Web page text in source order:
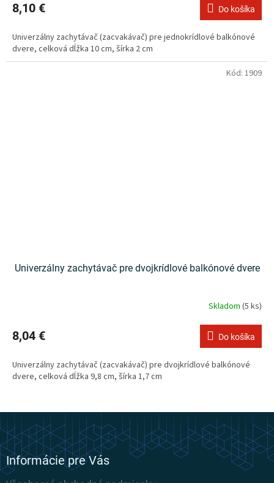
8,10 € Do košíka
Univerzálny zachytávač (zacvakávač) pre jednokrídlové balkónové
dvere, celková dĺžka 10 cm, šírka 2 cm
Univerzálny zachytávač pre dvojkrídlové balkónové dvere
Skladom (5 ks)
8,04 € Do košíka
Univerzálny zachytávač (zacvakávač) pre dvojkrídlové balkónové
dvere, celková dĺžka 9,8 cm, šírka 1,7 cm
Kód: 1909
Z
á
p
ä
t
Informácie pre Vás